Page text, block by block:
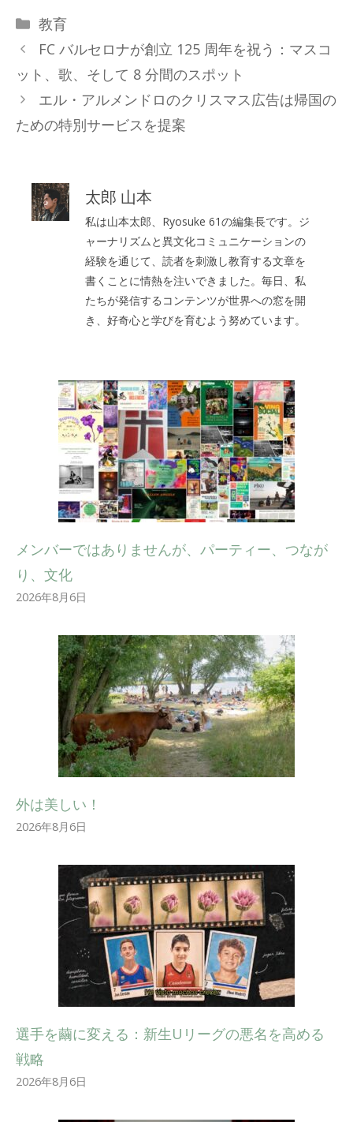
カ
テ
リ
ー
教育
FC バルセロナが創立 125 周年を祝う：マスコ
ット、歌、そして 8 分間のスポット
エル・アルメンドロのクリスマス広告は帰国の
ための特別サービスを提案
太郎 山本
私は山本太郎、Ryosuke 61の編集長です。ジ
ャーナリズムと異文化コミュニケーションの
経験を通じて、読者を刺激し教育する文章を
書くことに情熱を注いできました。毎日、私
たちが発信するコンテンツが世界への窓を開
き、好奇心と学びを育むよう努めています。
メンバーではありませんが、パーティー、つなが
り、文化
2026年8月6日
外は美しい！
2026年8月6日
選手を繭に変える：新生Uリーグの悪名を高める
戦略
2026年8月6日